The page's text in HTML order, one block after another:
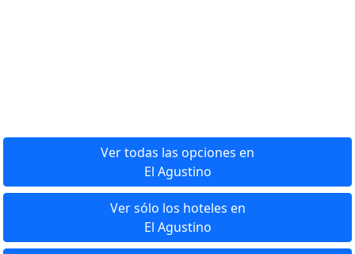
Ver todas las opciones en
El Agustino
Ver sólo los hoteles en
El Agustino